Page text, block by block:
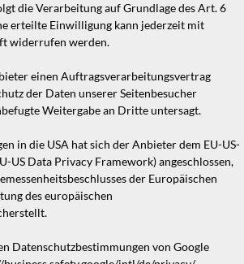
die Verarbeitung auf Grundlage des Art. 6
erteilte Einwilligung kann jederzeit mit
widerrufen werden.
einen Auftragsverarbeitungsvertrag
der Daten unserer Seitenbesucher
Weitergabe an Dritte untersagt.
in die USA hat sich der Anbieter dem EU-US-
US Data Privacy Framework) angeschlossen,
der Europäischen
des europäischen
Datenschutzbestimmungen von Google